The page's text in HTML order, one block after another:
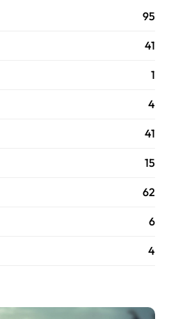
95
41
1
4
41
15
62
6
4